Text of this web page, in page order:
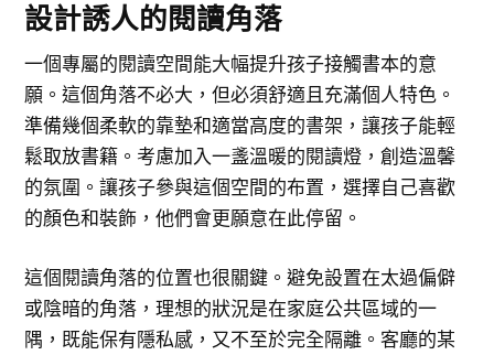
設計誘人的閱讀角落
一個專屬的閱讀空間能大幅提升孩子接觸書本的意
願。這個角落不必大，但必須舒適且充滿個人特色。
準備幾個柔軟的靠墊和適當高度的書架，讓孩子能輕
鬆取放書籍。考慮加入一盞溫暖的閱讀燈，創造溫馨
的氛圍。讓孩子參與這個空間的布置，選擇自己喜歡
的顏色和裝飾，他們會更願意在此停留。
這個閱讀角落的位置也很關鍵。避免設置在太過偏僻
或陰暗的角落，理想的狀況是在家庭公共區域的一
隅，既能保有隱私感，又不至於完全隔離。客廳的某